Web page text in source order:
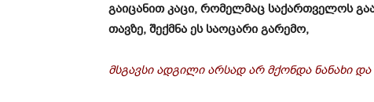
გაიცანით კაცი, რომელმაც საქართველოს
თავზე, შექმნა ეს საოცარი გარემო,
მსგავსი ადგილი არსად არ მქონდა ნანახი და